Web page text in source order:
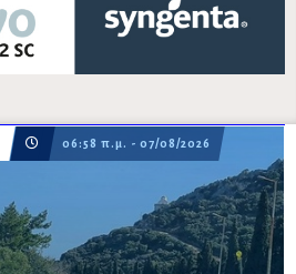
06:58 π.μ. - 07/08/2026